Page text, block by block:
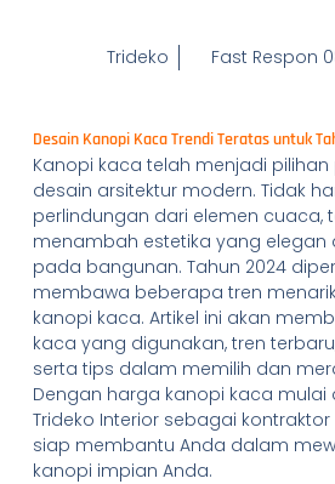
Trideko Fast Respon
Desain Kanopi Kaca Trendi Teratas untuk
Kanopi kaca telah menjadi
desain arsitektur modern. Tidak
perlindungan dari elemen cuaca,
menambah estetika yang elegan
pada bangunan. Tahun 2024
membawa beberapa tren
kanopi kaca. Artikel ini akan
kaca yang digunakan, tren
serta tips dalam memilih dan
Dengan harga kanopi kaca mulai
Trideko Interior sebagai
siap membantu Anda dalam
kanopi impian Anda.